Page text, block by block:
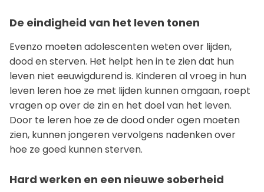
De eindigheid van het leven tonen
Evenzo moeten adolescenten weten over lijden,
dood en sterven. Het helpt hen in te zien dat hun
leven niet eeuwigdurend is. Kinderen al vroeg in hun
leven leren hoe ze met lijden kunnen omgaan, roept
vragen op over de zin en het doel van het leven.
Door te leren hoe ze de dood onder ogen moeten
zien, kunnen jongeren vervolgens nadenken over
hoe ze goed kunnen sterven.
Hard werken en een nieuwe soberheid